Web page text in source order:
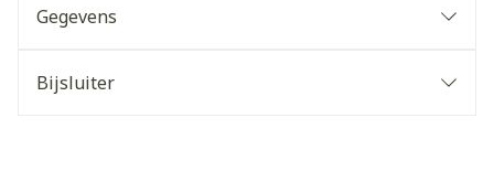
Gegevens
Bijsluiter